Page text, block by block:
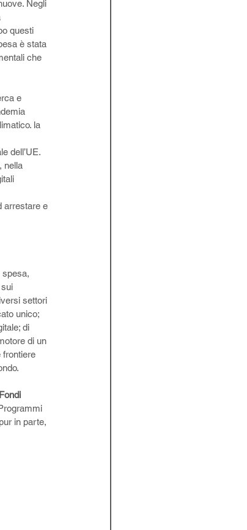
Negli
questi
è stata
che
e
la
dell’UE.
nella
arrestare e
spesa,
settori
unico;
di
di un
frontiere
in parte,